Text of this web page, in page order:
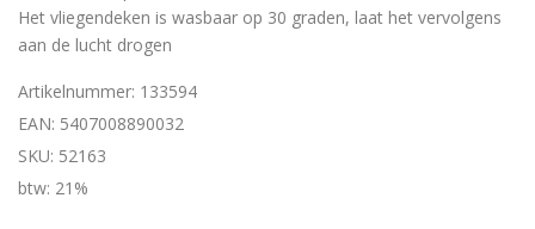
Het vliegendeken is wasbaar op 30 graden, laat het vervolgens
aan de lucht drogen
Artikelnummer: 133594
EAN: 5407008890032
SKU: 52163
btw: 21%